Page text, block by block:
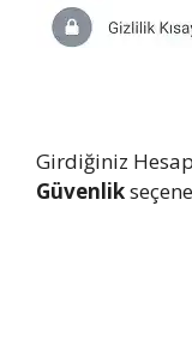
Girdiğiniz
Güvenlik